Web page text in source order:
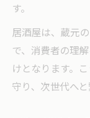
す。
居酒屋は、蔵元
で、消費者の理
けとなります。
守り、次世代へ